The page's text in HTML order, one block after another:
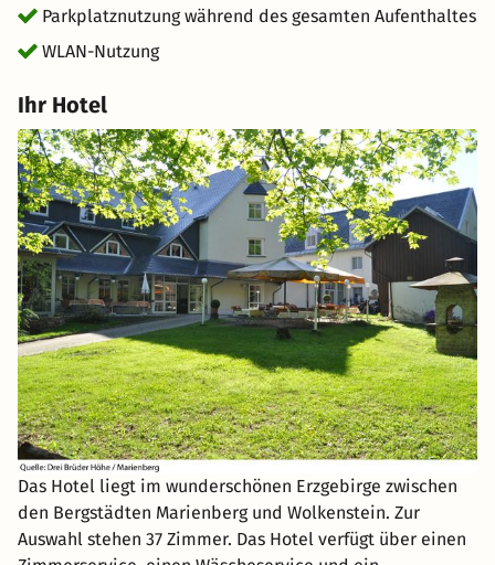
Parkplatznutzung während des gesamten Aufenthaltes
WLAN-Nutzung
Ihr Hotel
Das Hotel liegt im wunderschönen Erzgebirge zwischen
den Bergstädten Marienberg und Wolkenstein. Zur
Auswahl stehen 37 Zimmer. Das Hotel verfügt über einen